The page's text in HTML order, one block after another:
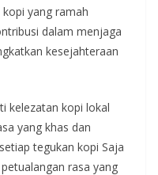
yang ramah
dalam menjaga
kesejahteraan
kelezatan kopi lokal
yang khas dan
tegukan kopi Saja
rasa yang